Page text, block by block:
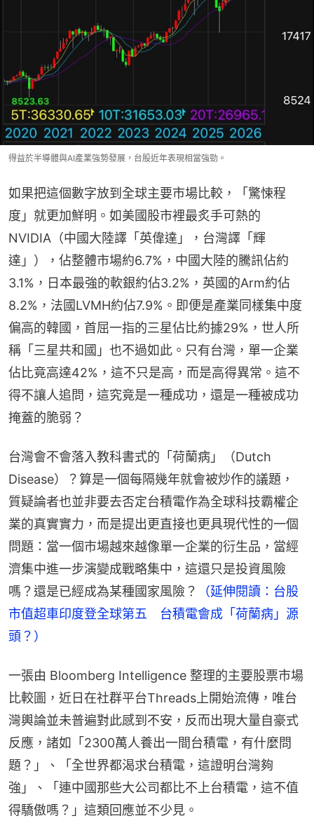
得益於半導體與AI產業強勢發展，台股近年表現相當強勁。
如果把這個數字放到全球主要市場比較，「驚悚程
度」就更加鮮明。如美國股市裡最炙手可熱的
NVIDIA（中國大陸譯「英偉達」，台灣譯「輝
達」），佔整體市場約6.7%，中國大陸的騰訊佔約
3.1%，日本最強的軟銀約佔3.2%，英國的Arm約佔
8.2%，法國LVMH約佔7.9%。即便是產業同樣集中度
偏高的韓國，首屈一指的三星佔比約據29%，世人所
稱「三星共和國」也不過如此。只有台灣，單一企業
佔比竟高達42%，這不只是高，而是高得異常。這不
得不讓人追問，這究竟是一種成功，還是一種被成功
掩蓋的脆弱？
台灣會不會落入教科書式的「荷蘭病」（Dutch
Disease）？算是一個每隔幾年就會被炒作的議題，
質疑論者也並非要去否定台積電作為全球科技霸權企
業的真實實力，而是提出更直接也更具現代性的一個
問題：當一個市場越來越像單一企業的衍生品，當經
濟集中進一步演變成戰略集中，這還只是投資風險
嗎？還是已經成為某種國家風險？
（延伸閱讀：台股
市值超車印度登全球第五　台積電會成「荷蘭病」源
頭？）
一張由 Bloomberg Intelligence 整理的主要股票市場
比較圖，近日在社群平台Threads上開始流傳，唯台
灣輿論並未普遍對此感到不安，反而出現大量自豪式
反應，諸如「2300萬人養出一間台積電，有什麼問
題？」、「全世界都渴求台積電，這證明台灣夠
強」、「連中國那些大公司都比不上台積電，這不值
得驕傲嗎？」這類回應並不少見。